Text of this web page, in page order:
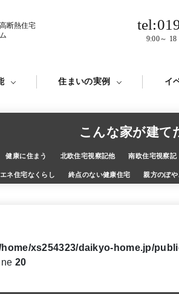
断熱住宅
9:00～ 18
住まいの実例 イ
こんな家が建て
健康に住まう 北欧住宅視察記他 南欧住宅視察記
ネ住宅なくらし 終点のない健康住宅 親方のぼ
home/xs254323/daikyo-home.jp/
20